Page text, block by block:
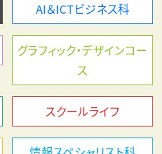
AI＆ICTビジネス科
グラフィック・デザインコー
ス
スクールライフ